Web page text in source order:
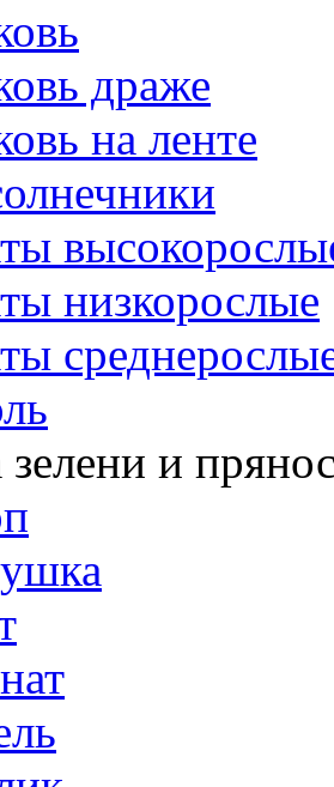
драже
на ленте
низкорослые
и